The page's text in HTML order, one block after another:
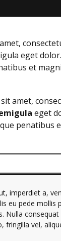
eget
et
amet,
eget
penatibus
imperdiet a,
eu pede mollis
Nulla
fringilla vel,